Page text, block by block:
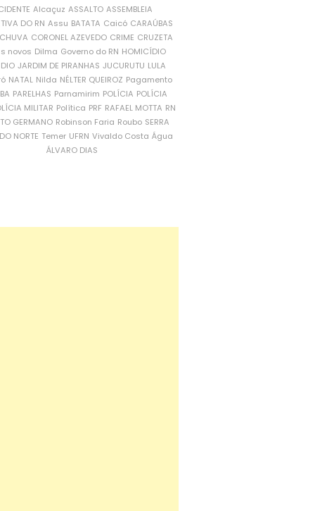
Alcaçuz ASSALTO ASSEMBLEIA
DO RN Assu BATATA Caicó CARAÚBAS
CORONEL AZEVEDO CRIME CRUZETA
novos Dilma Governo do RN HOMICÍDIO
JARDIM DE PIRANHAS JUCURUTU LULA
NATAL Nilda NÉLTER QUEIROZ Pagamento
PARELHAS Parnamirim POLÍCIA POLÍCIA
MILITAR Política PRF RAFAEL MOTTA RN
GERMANO Robinson Faria Roubo SERRA
NORTE Temer UFRN Vivaldo Costa Água
ÁLVARO DIAS